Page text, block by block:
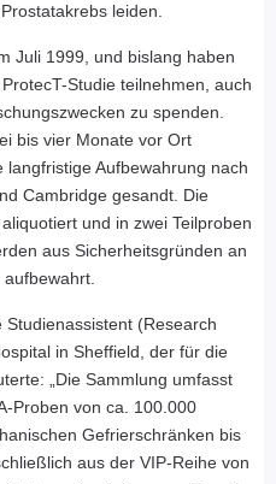
leiden.
Juli 1999, und bislang haben
Studie teilnehmen, auch
zu spenden.
bis vier Monate vor Ort
Aufbewahrung nach
Cambridge gesandt. Die
und in zwei Teilproben
aus Sicherheitsgründen an
(Research
in Sheffield, der für die
„Die Sammlung umfasst
Proben von ca. 100.000
Gefrierschränken bis
aus der VIP-Reihe von